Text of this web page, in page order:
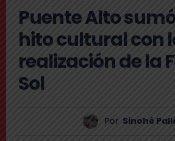
Puente Alto
hito cultural con
realización de la
Sol
Por Sinohé